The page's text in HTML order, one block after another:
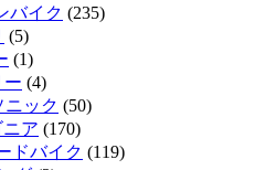
バイク (235)
(5)
(1)
ー (4)
ニック (50)
ニア (170)
ドバイク (119)